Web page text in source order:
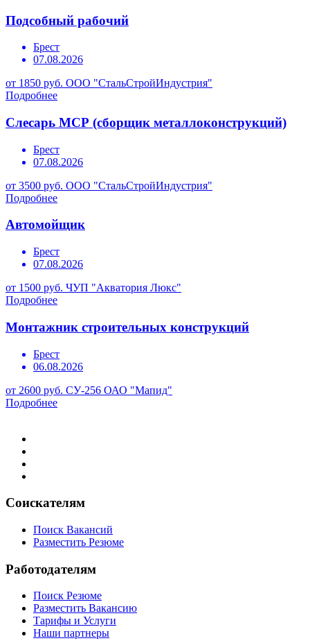
Подсобный рабочий
Брест
07.08.2026
от 1850 руб. ООО "СтальСтройИндустрия"
Подробнее
Слесарь МСР (сборщик металлоконструкций)
Брест
07.08.2026
от 3500 руб. ООО "СтальСтройИндустрия"
Подробнее
Автомойщик
Брест
07.08.2026
от 1500 руб. ЧУП "Акватория Люкс"
Подробнее
Монтажник строительных конструкций
Брест
06.08.2026
от 2600 руб. СУ-256 ОАО "Мапид"
Подробнее
Соискателям
Поиск Вакансий
Разместить Резюме
Работодателям
Поиск Резюме
Разместить Вакансию
Тарифы и Услуги
Наши партнеры